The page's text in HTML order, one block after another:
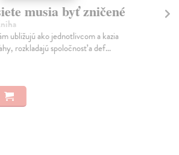
musia byť zničené
ubližujú ako jednotlivcom a kazia
rozkladajú spoločnosť a def...